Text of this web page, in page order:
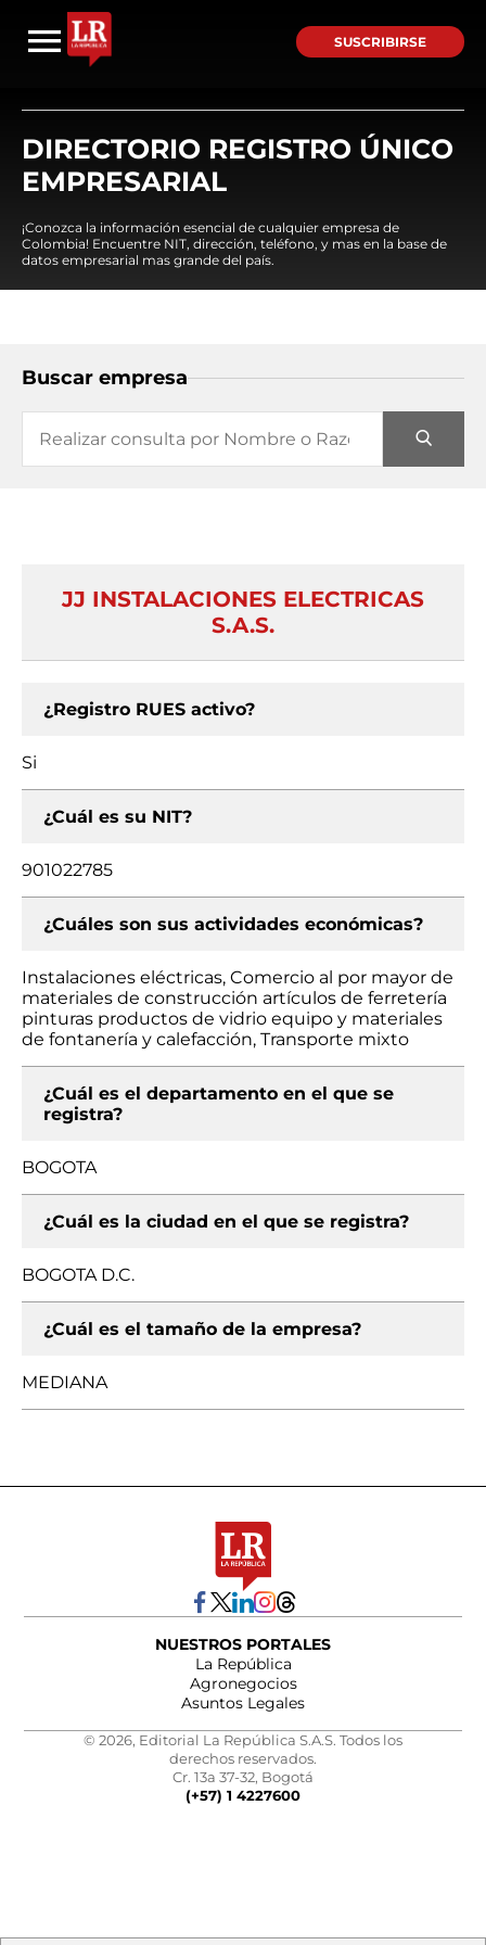
SUSCRIBIRSE
DIRECTORIO REGISTRO ÚNICO
EMPRESARIAL
¡Conozca la información esencial de cualquier empresa de
Colombia! Encuentre NIT, dirección, teléfono, y mas en la base de
datos empresarial mas grande del país.
Buscar empresa
JJ INSTALACIONES ELECTRICAS
S.A.S.
¿Registro RUES activo?
Si
¿Cuál es su NIT?
901022785
¿Cuáles son sus actividades económicas?
Instalaciones eléctricas, Comercio al por mayor de
materiales de construcción artículos de ferretería
pinturas productos de vidrio equipo y materiales
de fontanería y calefacción, Transporte mixto
¿Cuál es el departamento en el que se
registra?
BOGOTA
¿Cuál es la ciudad en el que se registra?
BOGOTA D.C.
¿Cuál es el tamaño de la empresa?
MEDIANA
NUESTROS PORTALES
La República
Agronegocios
Asuntos Legales
© 2026, Editorial La República S.A.S. Todos los
derechos reservados.
Cr. 13a 37-32, Bogotá
(+57) 1 4227600